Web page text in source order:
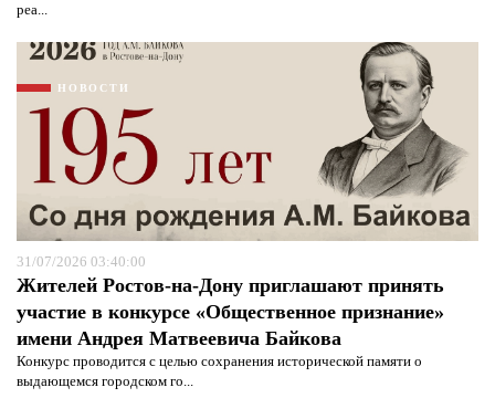
реа...
НОВОСТИ
31/07/2026 03:40:00
Жителей Ростов-на-Дону приглашают принять
участие в конкурсе «Общественное признание»
имени Андрея Матвеевича Байкова
Конкурс проводится с целью сохранения исторической памяти о
выдающемся городском го...